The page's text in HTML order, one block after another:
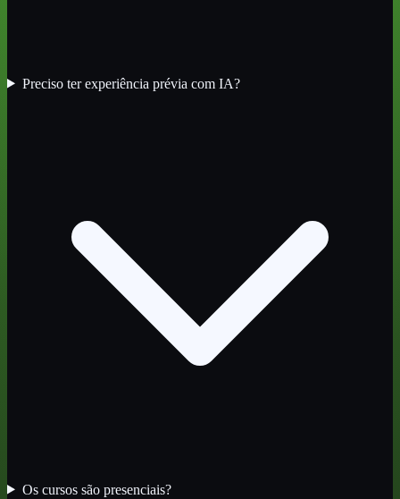
Preciso ter experiência prévia com IA?
Os cursos são presenciais?